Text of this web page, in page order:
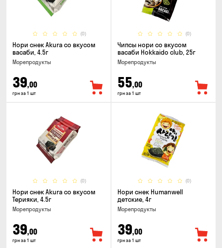
(0)
Нори снек Akura со вкусом
васаби, 4.5г
Морепродукты
39,00
грн за 1 шт
(0)
Чипсы нори со вкусом
васаби Hokkaido club, 25г
Морепродукты
55,00
грн за 1 шт
(0)
Нори снек Akura со вкусом
Терияки, 4.5г
Морепродукты
39,00
грн за 1 шт
(0)
Нори снек Humanwell
детские, 4г
Морепродукты
39,00
грн за 1 шт